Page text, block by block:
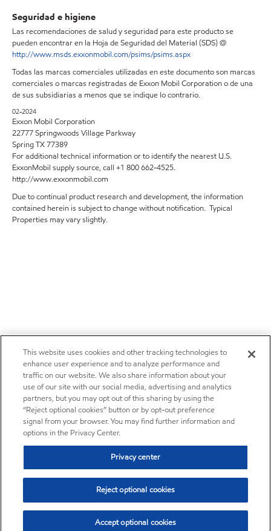
Seguridad e higiene
Las recomendaciones de salud y seguridad para este producto se
pueden encontrar en la Hoja de Seguridad del Material (SDS) @
http://www.msds.exxonmobil.com/psims/psims.aspx
Todas las marcas comerciales utilizadas en este documento son marcas
comerciales o marcas registradas de Exxon Mobil Corporation o de una
de sus subsidiarias a menos que se indique lo contrario.
02-2024
Exxon Mobil Corporation
22777 Springwoods Village Parkway
Spring TX 77389
For additional technical information or to identify the nearest U.S.
ExxonMobil supply source, call +1 800 662-4525.
http://www.exxonmobil.com
Due to continual product research and development, the information
contained herein is subject to change without notification. Typical
Properties may vary slightly.
This website uses cookies and other tracking technologies to
enhance user experience and to analyze performance and
traffic on our website. We also share information about your
use of our site with our social media, advertising and analytics
partners, but you may opt out of this sharing by using the
“Reject optional cookies” button or by opt-out preference
signal from your browser. You may find further information and
options in the Privacy Center.
Privacy center
Reject optional cookies
Accept optional cookies